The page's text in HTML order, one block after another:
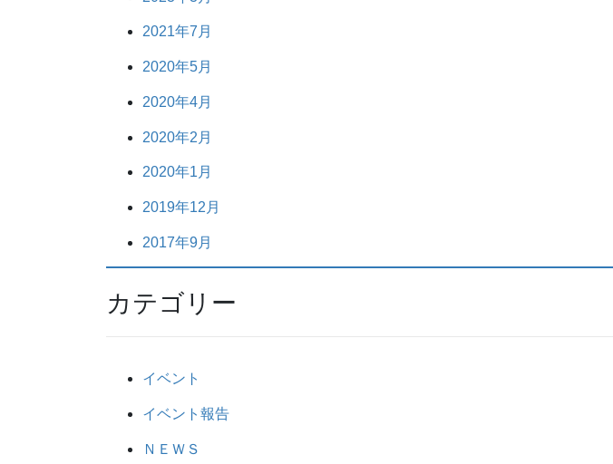
2021年7月
2020年5月
2020年4月
2020年2月
2020年1月
2019年12月
2017年9月
カテゴリー
イベント
イベント報告
ＮＥＷＳ